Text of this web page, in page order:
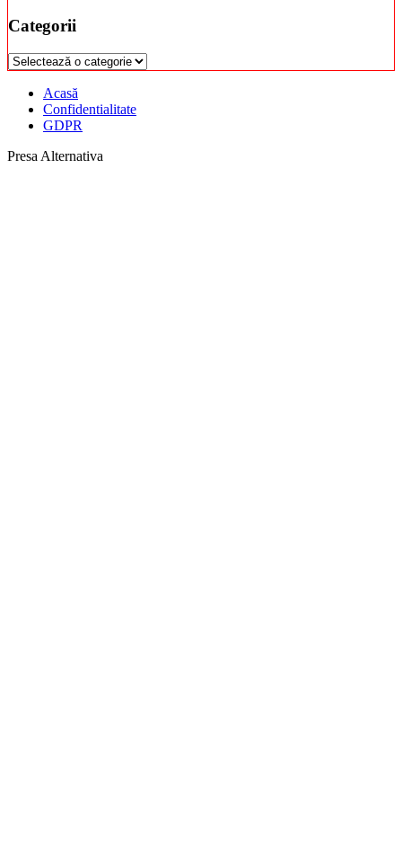
Categorii
Categorii
Acasă
Confidentialitate
GDPR
Presa Alternativa